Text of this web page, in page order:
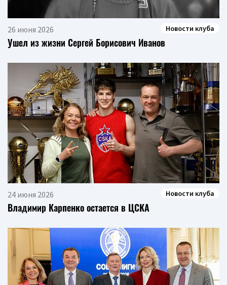
26 июня 2026 Новости клуба
Ушел из жизни Сергей Борисович Иванов
24 июня 2026 Новости клуба
Владимир Карпенко остается в ЦСКА